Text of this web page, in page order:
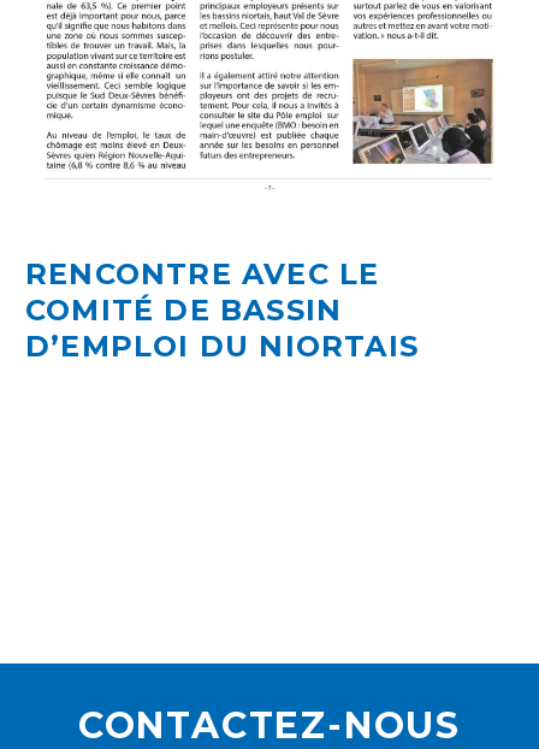
RENCONTRE AVEC LE
COMITÉ DE BASSIN
D’EMPLOI DU NIORTAIS
CONTACTEZ-NOUS